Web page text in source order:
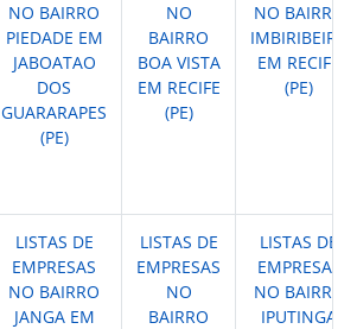
NO BAIRRO
PIEDADE EM
JABOATAO
DOS
GUARARAPES
(PE)
NO
BAIRRO
BOA VISTA
EM RECIFE
(PE)
NO BAIRRO
IMBIRIBEIRA
EM RECIFE
(PE)
LISTAS DE
EMPRESAS
NO BAIRRO
JANGA EM
LISTAS DE
EMPRESAS
NO
BAIRRO
LISTAS DE
EMPRESAS
NO BAIRRO
IPUTINGA